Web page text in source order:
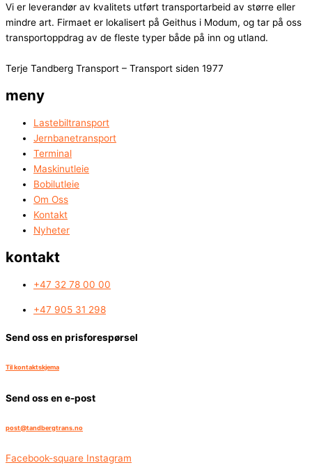
Vi er leverandør av kvalitets utført transportarbeid av større eller
mindre art. Firmaet er lokalisert på Geithus i Modum, og tar på oss
transportoppdrag av de fleste typer både på inn og utland.
Terje Tandberg Transport – Transport siden 1977
meny
Lastebiltransport
Jernbanetransport
Terminal
Maskinutleie
Bobilutleie
Om Oss
Kontakt
Nyheter
kontakt
+47 32 78 00 00
+47 905 31 298
Send oss en prisforespørsel
Til kontaktskjema
Send oss en e-post
post@tandbergtrans.no​
Facebook-square Instagram